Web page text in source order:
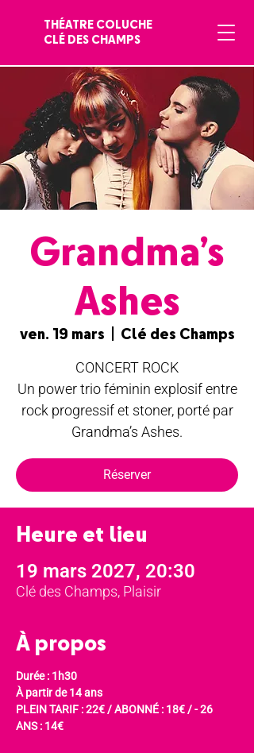
THÉATRE COLUCHE
CLÉ DES CHAMPS
Grandma’s
Ashes
ven. 19 mars Clé des Champs
CONCERT ROCK
Un power trio féminin explosif entre
rock progressif et stoner, porté par
Grandma’s Ashes.
Réserver
Heure et lieu
19 mars 2027, 20:30
Clé des Champs, Plaisir
À propos
Durée : 1h30
À partir de 14 ans
PLEIN TARIF : 22€ / ABONNÉ : 18€ / - 26
ANS : 14€